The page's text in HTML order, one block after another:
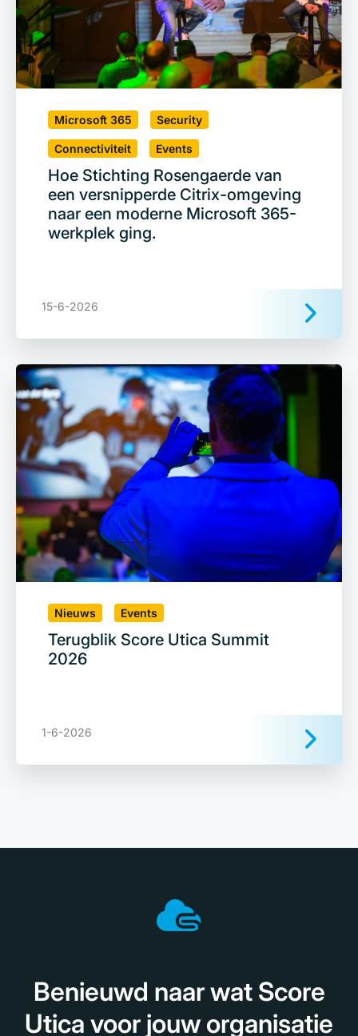
Microsoft 365 Security
Connectiviteit Events
Hoe Stichting Rosengaerde van
een versnipperde Citrix-omgeving
naar een moderne Microsoft 365-
werkplek ging.
15-6-2026
Nieuws Events
Terugblik Score Utica Summit
2026
1-6-2026
Benieuwd naar wat Score
Utica voor jouw organisatie